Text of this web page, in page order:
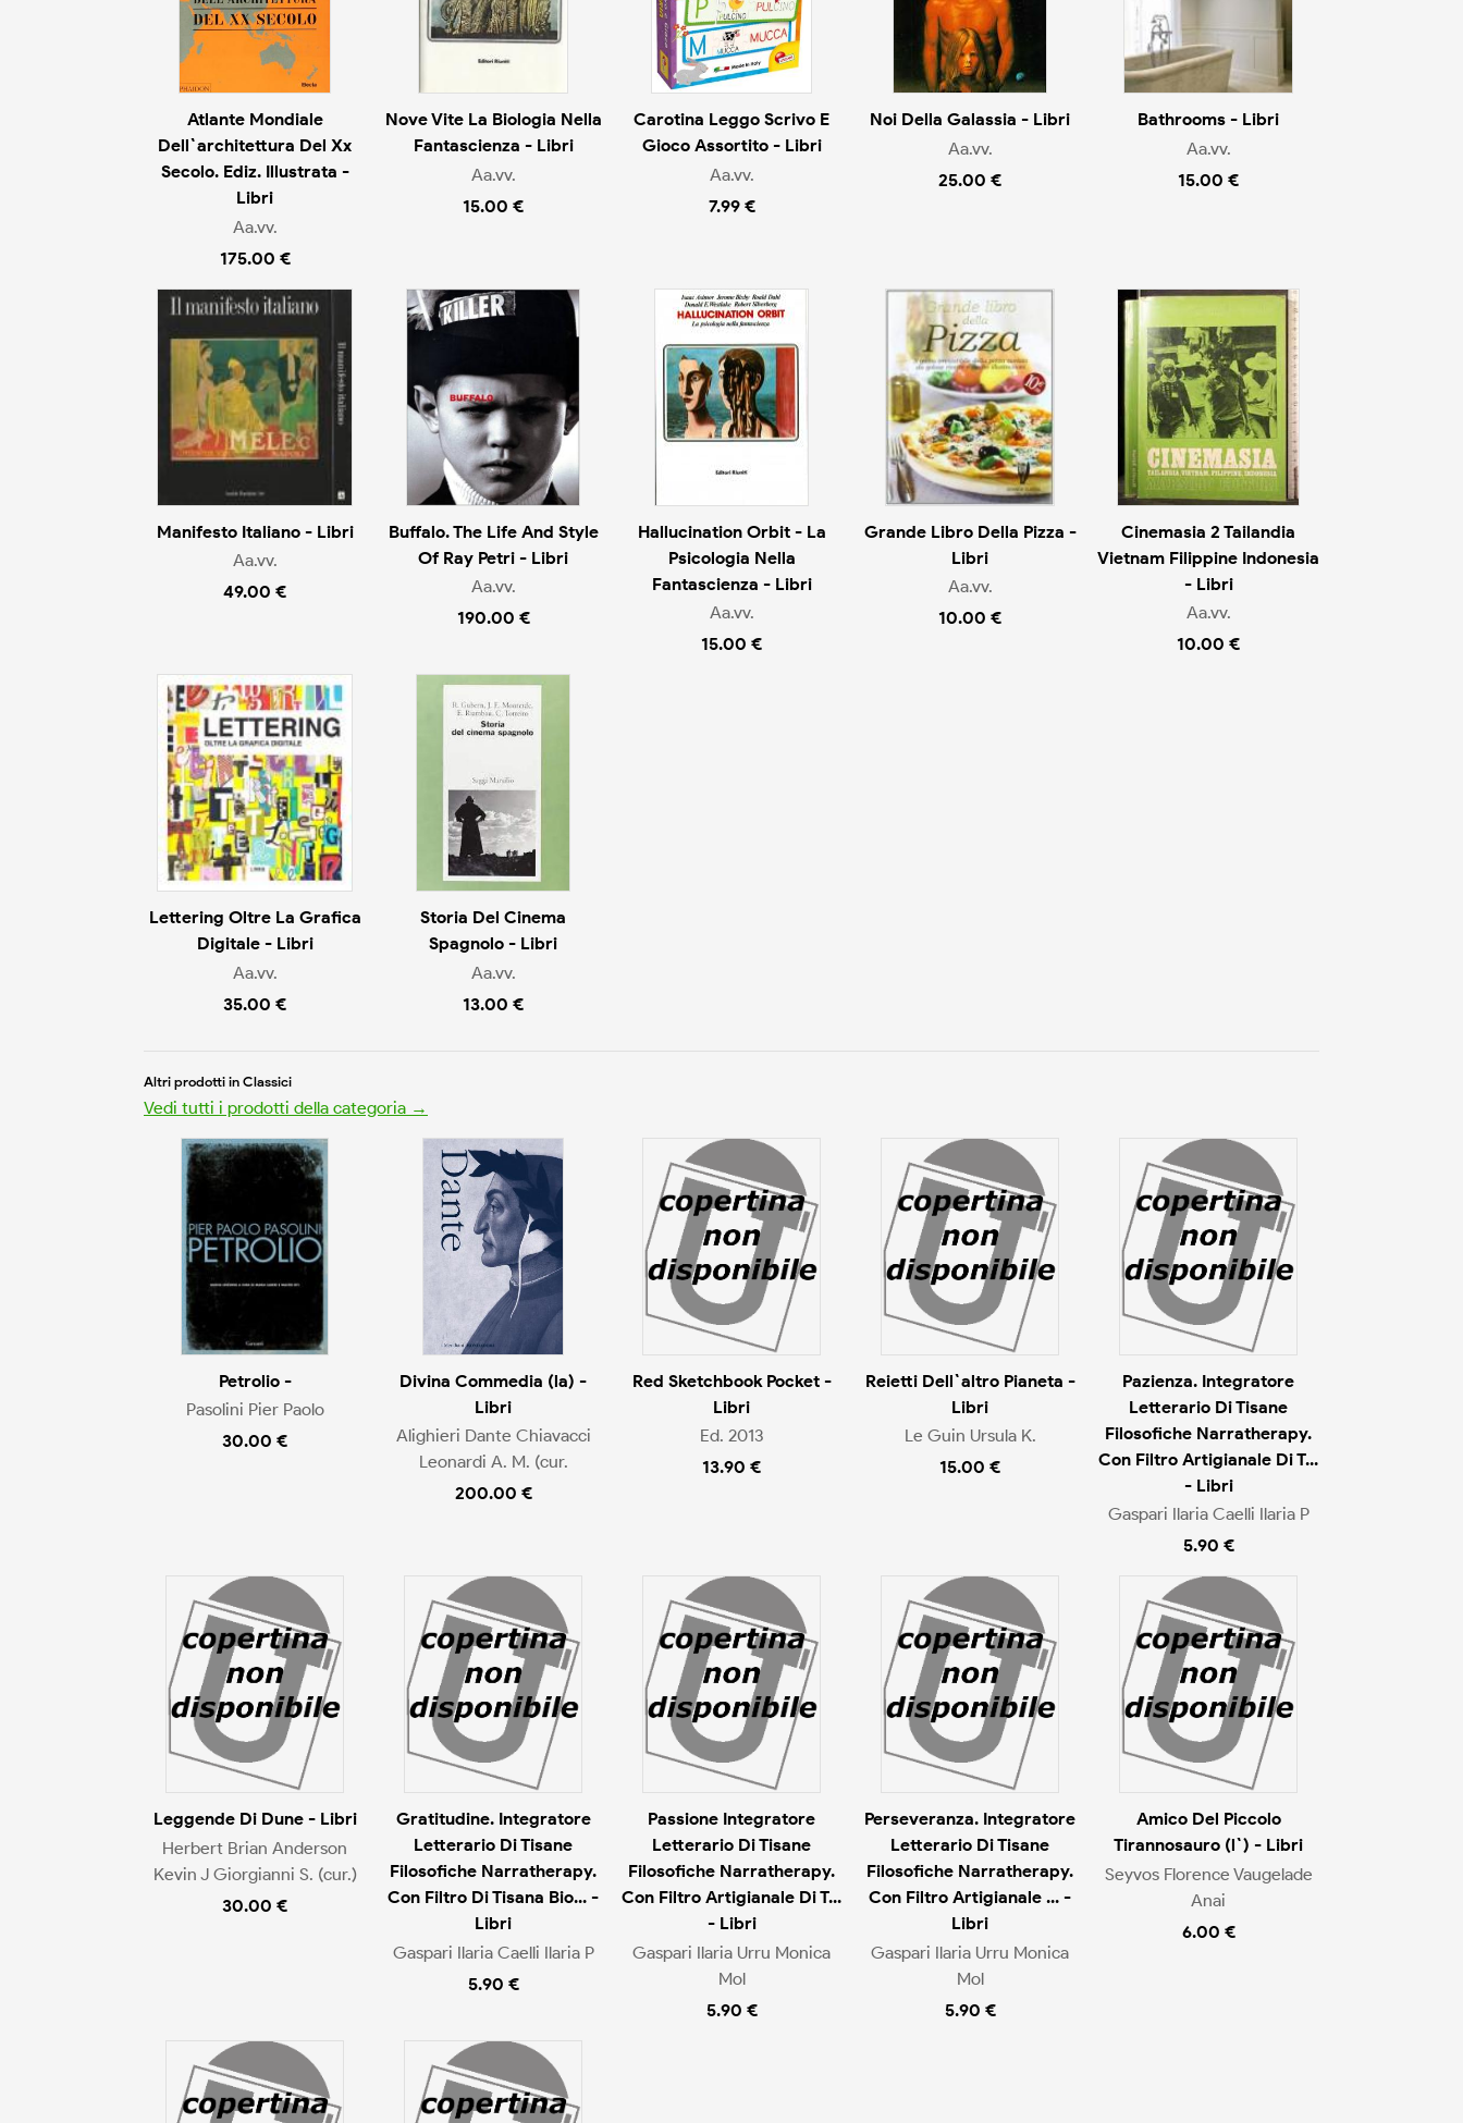
Atlante Mondiale
Dell`architettura Del Xx
Secolo. Ediz. Illustrata -
Libri
Aa.vv.
175.00 €
Nove Vite La Biologia Nella
Fantascienza - Libri
Aa.vv.
15.00 €
Carotina Leggo Scrivo E
Gioco Assortito - Libri
Aa.vv.
7.99 €
Noi Della Galassia - Libri
Aa.vv.
25.00 €
Bathrooms - Libri
Aa.vv.
15.00 €
Manifesto Italiano - Libri
Aa.vv.
49.00 €
Buffalo. The Life And Style
Of Ray Petri - Libri
Aa.vv.
190.00 €
Hallucination Orbit - La
Psicologia Nella
Fantascienza - Libri
Aa.vv.
15.00 €
Grande Libro Della Pizza -
Libri
Aa.vv.
10.00 €
Cinemasia 2 Tailandia
Vietnam Filippine Indonesia
- Libri
Aa.vv.
10.00 €
Lettering Oltre La Grafica
Digitale - Libri
Aa.vv.
35.00 €
Storia Del Cinema
Spagnolo - Libri
Aa.vv.
13.00 €
Altri prodotti in Classici
Vedi tutti i prodotti della categoria →
Petrolio -
Pasolini Pier Paolo
30.00 €
Divina Commedia (la) -
Libri
Alighieri Dante Chiavacci
Leonardi A. M. (cur.
200.00 €
Red Sketchbook Pocket -
Libri
Ed. 2013
13.90 €
Reietti Dell`altro Pianeta -
Libri
Le Guin Ursula K.
15.00 €
Pazienza. Integratore
Letterario Di Tisane
Filosofiche Narratherapy.
Con Filtro Artigianale Di T...
- Libri
Gaspari Ilaria Caelli Ilaria P
5.90 €
Leggende Di Dune - Libri
Herbert Brian Anderson
Kevin J Giorgianni S. (cur.)
30.00 €
Gratitudine. Integratore
Letterario Di Tisane
Filosofiche Narratherapy.
Con Filtro Di Tisana Bio... -
Libri
Gaspari Ilaria Caelli Ilaria P
5.90 €
Passione Integratore
Letterario Di Tisane
Filosofiche Narratherapy.
Con Filtro Artigianale Di T...
- Libri
Gaspari Ilaria Urru Monica
Mol
5.90 €
Perseveranza. Integratore
Letterario Di Tisane
Filosofiche Narratherapy.
Con Filtro Artigianale ... -
Libri
Gaspari Ilaria Urru Monica
Mol
5.90 €
Amico Del Piccolo
Tirannosauro (l`) - Libri
Seyvos Florence Vaugelade
Anai
6.00 €